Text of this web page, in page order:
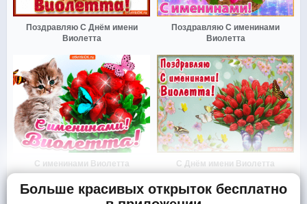
Поздравляю С Днём имени
Виолетта
Поздравляю С именинами
Виолетта
С именинами Виолетта С Днём имени Виолетта
Больше красивых открыток бесплатно